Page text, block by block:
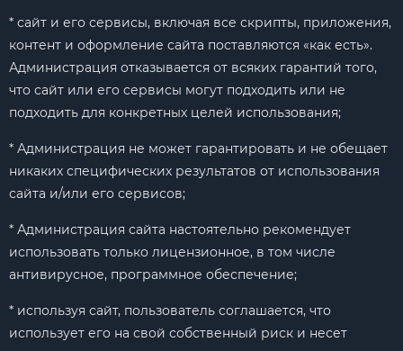
* сайт и его сервисы, включая все скрипты, приложения,
контент и оформление сайта поставляются «как есть».
Администрация отказывается от всяких гарантий того,
что сайт или его сервисы могут подходить или не
подходить для конкретных целей использования;
* Администрация не может гарантировать и не обещает
никаких специфических результатов от использования
сайта и/или его сервисов;
* Администрация сайта настоятельно рекомендует
использовать только лицензионное, в том числе
антивирусное, программное обеспечение;
* используя сайт, пользователь соглашается, что
использует его на свой собственный риск и несет